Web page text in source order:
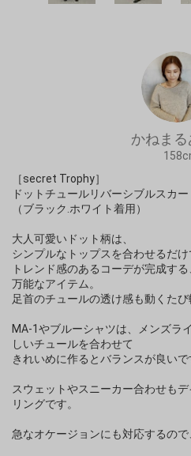
かねまる
［secret Trophy］
ドットチュールリバーシブルスカー
（ブラック.ホワイト着用）
大人可愛いドット柄は、
シンプルなトップスを合わせるだけ
トレンド感のあるコーデが完成する
万能なアイテム。
足首のチュールの透け感も動くたび
MA-1やブルーシャツは、メンズラ
しいチュールを合わせて
きれいめに作るとバランスが良いで
スウェットやスニーカー合わせも
リングです。
急なオケージョンにも対応するので